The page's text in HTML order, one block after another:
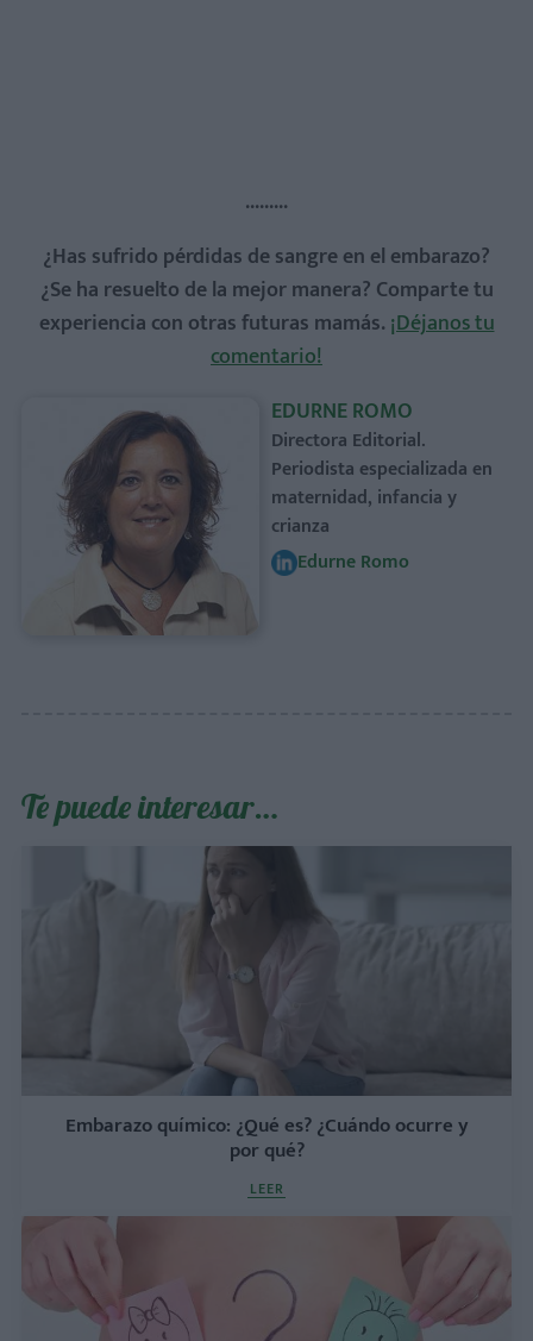
.........
¿Has sufrido pérdidas de sangre en el embarazo?
¿Se ha resuelto de la mejor manera? Comparte tu
experiencia con otras futuras mamás. ¡Déjanos tu
comentario!
EDURNE ROMO
Directora Editorial.
Periodista especializada en
maternidad, infancia y
crianza
Edurne Romo
Te puede interesar…
Embarazo químico: ¿Qué es? ¿Cuándo ocurre y
por qué?
LEER